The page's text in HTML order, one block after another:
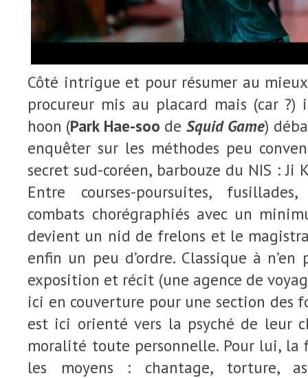
Côté intrigue et pour résumer au
procureur mis au placard mais (car
hoon (Park Hae-soo de Squid Game)
enquêter sur les méthodes peu
secret sud-coréen, barbouze du NIS : Ji
Entre courses-poursuites,
combats chorégraphiés avec un
devient un nid de frelons et le
enfin un peu d’ordre. Classique à
exposition et récit (une agence de
ici en couverture pour une section des
est ici orienté vers la psyché de leur
moralité toute personnelle. Pour lui,
les moyens : chantage, torture,